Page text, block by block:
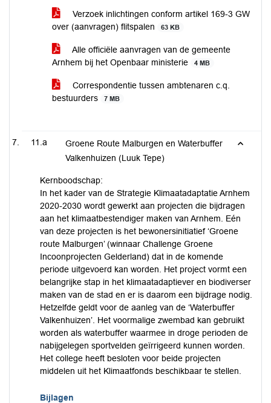
Verzoek inlichtingen conform artikel 169-3 GW
over (aanvragen) flitspalen
63 KB
Alle officiële aanvragen van de gemeente
Arnhem bij het Openbaar ministerie
4 MB
Correspondentie tussen ambtenaren c.q.
bestuurders
7 MB
11.a
Groene Route Malburgen en Waterbuffer
Valkenhuizen (Luuk Tepe)
Kernboodschap:
In het kader van de Strategie Klimaatadaptatie Arnhem
2020-2030 wordt gewerkt aan projecten die bijdragen
aan het klimaatbestendiger maken van Arnhem. Eén
van deze projecten is het bewonersinitiatief ‘Groene
route Malburgen’ (winnaar Challenge Groene
Incoonprojecten Gelderland) dat in de komende
periode uitgevoerd kan worden. Het project vormt een
belangrijke stap in het klimaatadaptiever en biodiverser
maken van de stad en er is daarom een bijdrage nodig.
Hetzelfde geldt voor de aanleg van de ‘Waterbuffer
Valkenhuizen’. Het voormalige zwembad kan gebruikt
worden als waterbuffer waarmee in droge perioden de
nabijgelegen sportvelden geïrrigeerd kunnen worden.
Het college heeft besloten voor beide projecten
middelen uit het Klimaatfonds beschikbaar te stellen.
Bijlagen